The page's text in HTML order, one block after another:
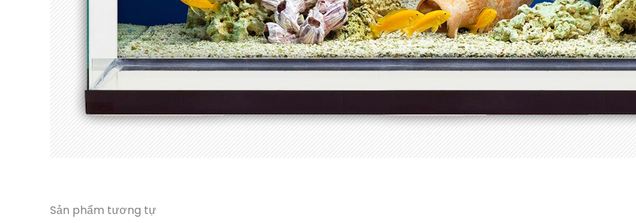
Sản phẩm tương tự